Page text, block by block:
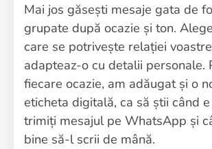
Mai jos găsești mesaje gata de
grupate după ocazie și ton.
care se potrivește relației
adapteaz-o cu detalii personale.
fiecare ocazie, am adăugat și o
eticheta digitală, ca să știi când
trimiți mesajul pe WhatsApp și
bine să-l scrii de mână.